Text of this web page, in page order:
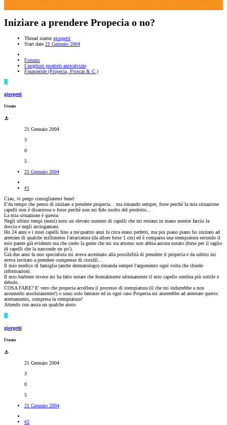
Iniziare a prendere Propecia o no?
Thread starter giorgetti
Start date 21 Gennaio 2004
Forums
I migliori prodotti anticalvizie
Finasteride (Propecia, Proscar & C.)
G
giorgetti
Utente
21 Gennaio 2004
3
0
5
21 Gennaio 2004
#1
Ciao, vi prego consigliatemi bene!
E'da tempo che penso di iniziare a prendere propecia... ma rimando sempre, forse perchè la mia situazione
capelli non è disastrosa o forse perchè non mi fido molto del prodotto...
La mia situazione è questa:
Negli ultimi tempi (mesi) noto un elevato numero di capelli che mi restano in mano mentre faccio la
doccia e negli asciugamani.
Ho 24 anni e i miei capelli fino a tre/quattro anni fa circa erano perfetti, ma poi piano piano ho iniziato ad
arretrare di qualche millimetro l'attaccatura (da allore forse 1 cm) ed è comparsa una stempiatura secondo il
mio parere già evidente ma che credo la gente che mi sta attorno non abbia ancora notato (forse per il taglio
di capelli che la nasconde un po').
Già due anni fa uno specialista mi aveva accennato alla possibilità di prendere il propecia e da subito mi
aveva invitato a prendere compresse di cistidil...
Il mio medico di famiglia (anche dermatologo) rimanda sempre l'argomento ogni volta che chiedo
informazioni.
Il mio barbiere invece mi ha fatto notare che frontalmente ultimamente il mio capello sembra più sottile e
debole...
COSA FARE? E' vero che propecia accellera il processo di stempiatura (il che mi indurrebbe a non
assumerlo assolutamente!) o sono solo fantasie ed in ogni caso Propecia mi aiuterebbe ad arrestare questo
arretramento, compresa la stempiatura?
Attendo con ansia un qualche aiuto.
G
giorgetti
Utente
21 Gennaio 2004
3
0
5
21 Gennaio 2004
#2